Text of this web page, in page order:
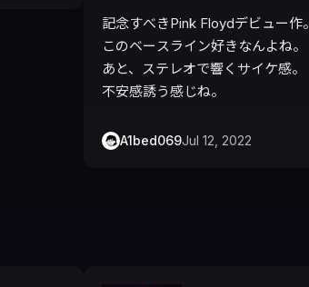
記念すべきPink Floydデビュー作。
このベースライン好きなんよね。
あと、ステレオで響くサイケ感。
不安感誘う感じね。
A1bed069Jul 12, 2022